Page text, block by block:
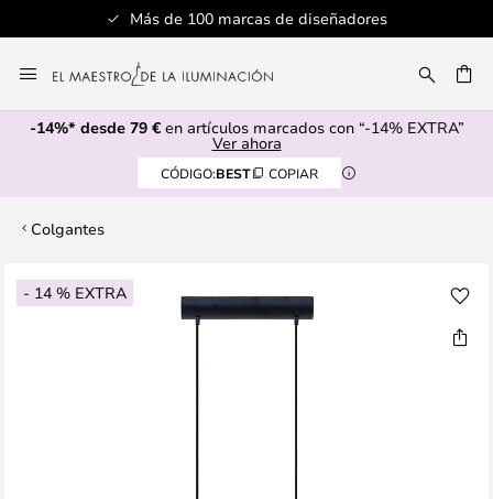
Más de 100 marcas de diseñadores
al
contenido
-14%* desde 79 €en artículos marcados con “-14% EXTRA”
Ver ahora
CÓDIGO:BEST COPIAR
Colgantes
- 14 % EXTRA
Saltar
al